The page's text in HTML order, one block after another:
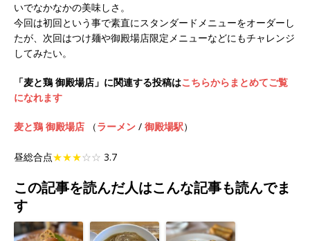
いでなかなかの美味しさ。
今回は初回という事で素直にスタンダードメニューをオーダーし
たが、次回はつけ麺や御殿場店限定メニューなどにもチャレンジ
してみたい。
「麦と鶏 御殿場店」に関連する投稿はこちらからまとめてご覧
になれます
麦と鶏 御殿場店 （ラーメン / 御殿場駅）
昼総合点★★★☆☆ 3.7
この記事を読んだ人はこんな記事も読んでま
す